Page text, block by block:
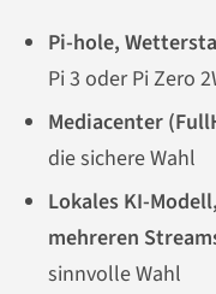
Pi-hole,
Pi 3 oder Pi Zero
Mediacenter
die sichere Wahl
Lokales KI-
mehreren
sinnvolle Wahl